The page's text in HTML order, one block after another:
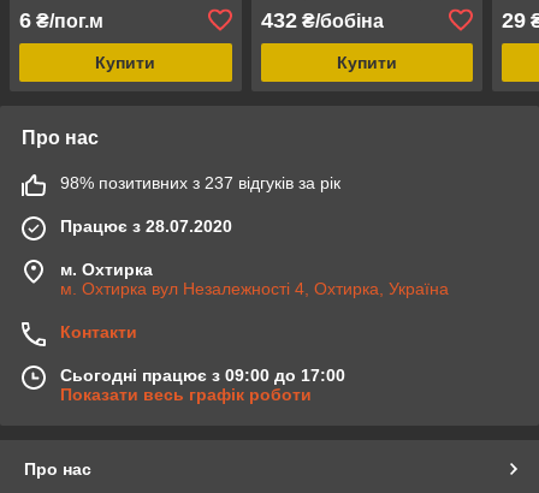
6 ₴/пог.м
Купити
432₴/бобіна
Купити
29
Про нас
98% позитивних з 237 відгуків за рік
Працює з 28.07.2020
м. Охтирка
м. Охтирка вул Незалежності 4, Охтирка, Україна
Контакти
Сьогодні працює з 09:00 до 17:00
Показати весь графік роботи
Про нас